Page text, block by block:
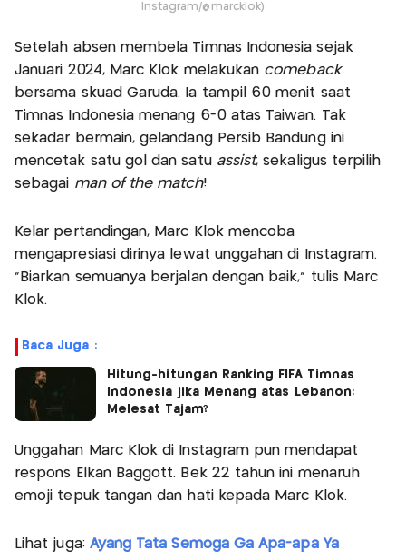
Instagram/@marcklok)
Setelah absen membela Timnas Indonesia sejak
Januari 2024, Marc Klok melakukan comeback
bersama skuad Garuda. Ia tampil 60 menit saat
Timnas Indonesia menang 6-0 atas Taiwan. Tak
sekadar bermain, gelandang Persib Bandung ini
mencetak satu gol dan satu assist, sekaligus terpilih
sebagai man of the match!
Kelar pertandingan, Marc Klok mencoba
mengapresiasi dirinya lewat unggahan di Instagram.
“Biarkan semuanya berjalan dengan baik,” tulis Marc
Klok.
Baca Juga :
Hitung-hitungan Ranking FIFA Timnas
Indonesia jika Menang atas Lebanon:
Melesat Tajam?
Unggahan Marc Klok di Instagram pun mendapat
respons Elkan Baggott. Bek 22 tahun ini menaruh
emoji tepuk tangan dan hati kepada Marc Klok.
Lihat juga: Ayang Tata Semoga Ga Apa-apa Ya